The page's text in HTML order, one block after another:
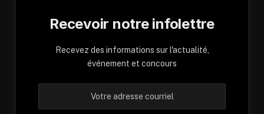
Recevoir notre infolettre
Recevez des informations sur l'actualité,
événement et concours